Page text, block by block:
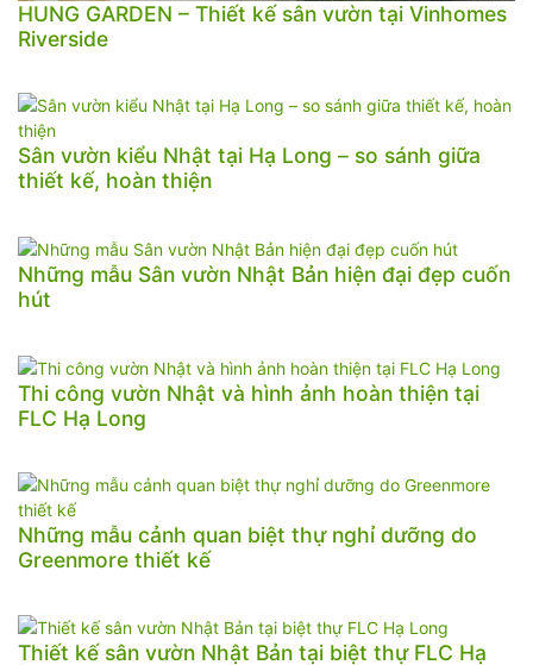
HUNG GARDEN – Thiết kế sân vườn tại Vinhomes
Riverside
Sân vườn kiểu Nhật tại Hạ Long – so sánh giữa
thiết kế, hoàn thiện
Những mẫu Sân vườn Nhật Bản hiện đại đẹp cuốn
hút
Thi công vườn Nhật và hình ảnh hoàn thiện tại
FLC Hạ Long
Những mẫu cảnh quan biệt thự nghỉ dưỡng do
Greenmore thiết kế
Thiết kế sân vườn Nhật Bản tại biệt thự FLC Hạ